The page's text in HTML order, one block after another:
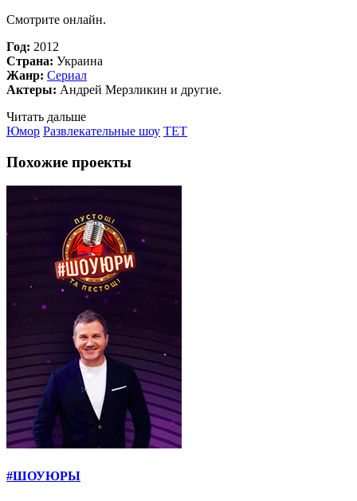
Смотрите онлайн.
Год: 2012
Страна: Украина
Жанр: Сериал
Актеры: Андрей Мерзликин и другие.
Читать дальше
Юмор Развлекательные шоу TET
Похожие проекты
#ШОУЮРЫ